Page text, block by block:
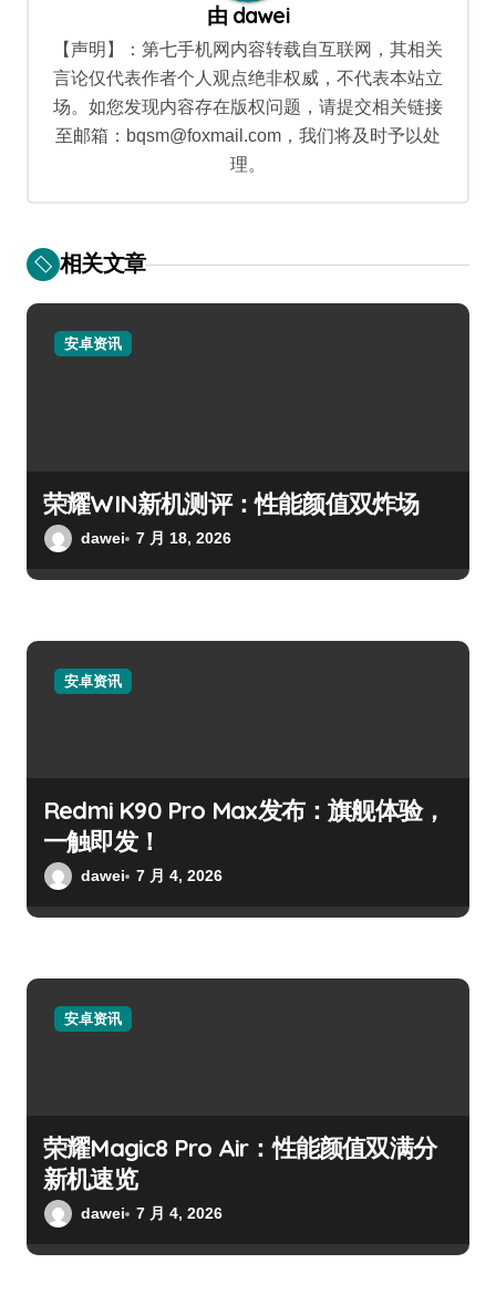
由 dawei
【声明】：第七手机网内容转载自互联网，其相关
言论仅代表作者个人观点绝非权威，不代表本站立
场。如您发现内容存在版权问题，请提交相关链接
至邮箱：bqsm@foxmail.com，我们将及时予以处
理。
相关文章
安卓资讯
荣耀WIN新机测评：性能颜值双炸场
dawei 7 月 18, 2026
安卓资讯
Redmi K90 Pro Max发布：旗舰体验，
一触即发！
dawei 7 月 4, 2026
安卓资讯
荣耀Magic8 Pro Air：性能颜值双满分
新机速览
dawei 7 月 4, 2026